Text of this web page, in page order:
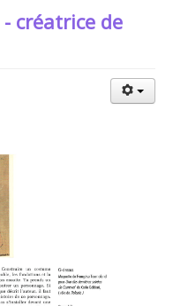
créatrice de